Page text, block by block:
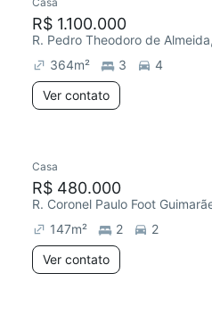
R$ 1.100.000
364m² 3
4
Ver contato
Casa
R$ 480.000
147m² 2
2
Ver contato